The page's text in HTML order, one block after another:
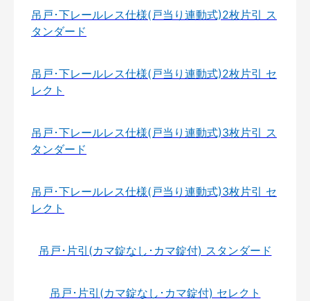
吊戸･下レールレス仕様(戸当り連動式)2枚片引 ス
タンダード
吊戸･下レールレス仕様(戸当り連動式)2枚片引 セ
レクト
吊戸･下レールレス仕様(戸当り連動式)3枚片引 ス
タンダード
吊戸･下レールレス仕様(戸当り連動式)3枚片引 セ
レクト
吊戸･片引(カマ錠なし･カマ錠付) スタンダード
吊戸･片引(カマ錠なし･カマ錠付) セレクト